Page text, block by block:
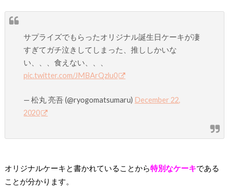
サプライズでもらったオリジナル誕生日ケーキが凄
すぎてガチ泣きしてしまった、推ししかいな
い、、、食えない、、、
pic.twitter.com/JMBArQzlu0
— 松丸 亮吾 (@ryogomatsumaru) December 22,
2020
オリジナルケーキと書かれていることから特別なケーキである
ことが分かります。